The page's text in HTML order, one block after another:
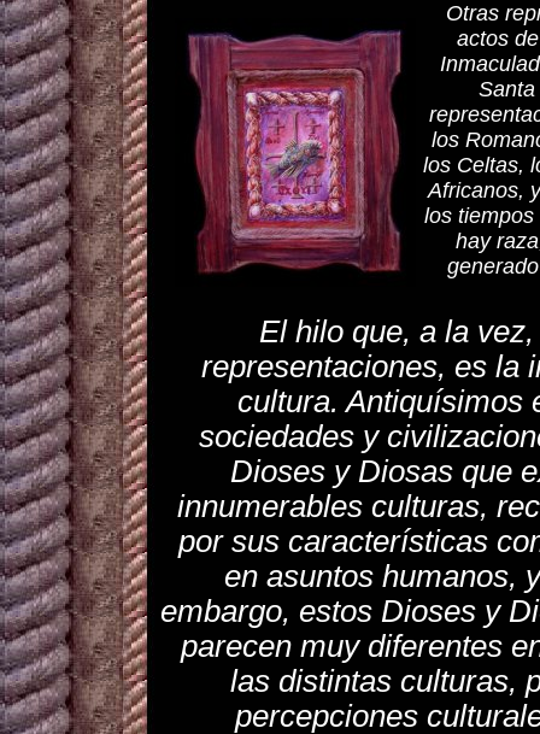
Otras
actos
los
los Celtas,
Africanos,
los
hay
El hilo que, a la
representaciones, es la
cultura. Antiquísimos
sociedades y
Dioses y Diosas que
innumerables culturas,
por sus características
en asuntos humanos,
embargo, estos Dioses y
parecen muy diferentes
las distintas culturas,
percepciones